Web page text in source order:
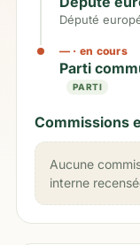
Député
— · en cours
Parti
PARTI
Commissions
Aucune
interne